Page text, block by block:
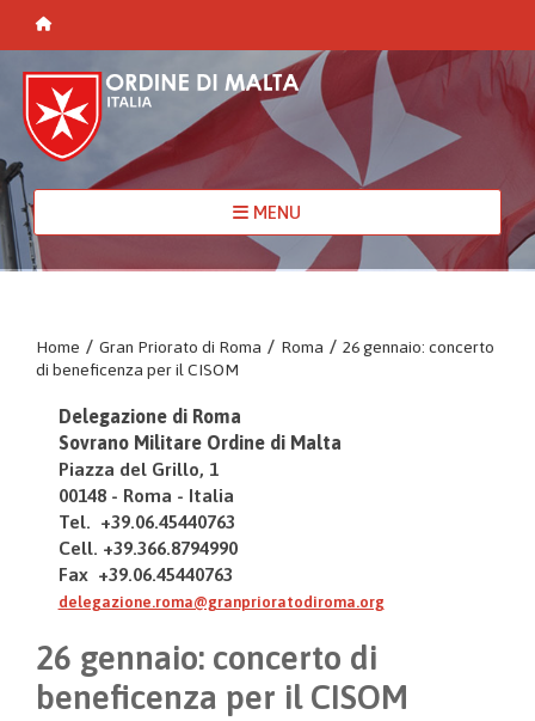
MENU
Home / Gran Priorato di Roma / Roma / 26 gennaio: concerto
di beneficenza per il CISOM
Delegazione di Roma
Sovrano Militare Ordine di Malta
Piazza del Grillo, 1
00148 - Roma - Italia
Tel. +39.06.45440763
Cell. +39.366.8794990
Fax +39.06.45440763
delegazione.roma@granprioratodiroma.org
26 gennaio: concerto di
beneficenza per il CISOM